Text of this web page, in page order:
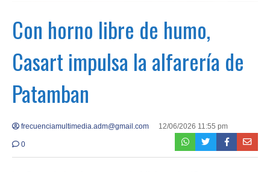
Con horno libre de humo,
Casart impulsa la alfarería de
Patamban
frecuenciamultimedia.adm@gmail.com 12/06/2026 11:55 pm
0